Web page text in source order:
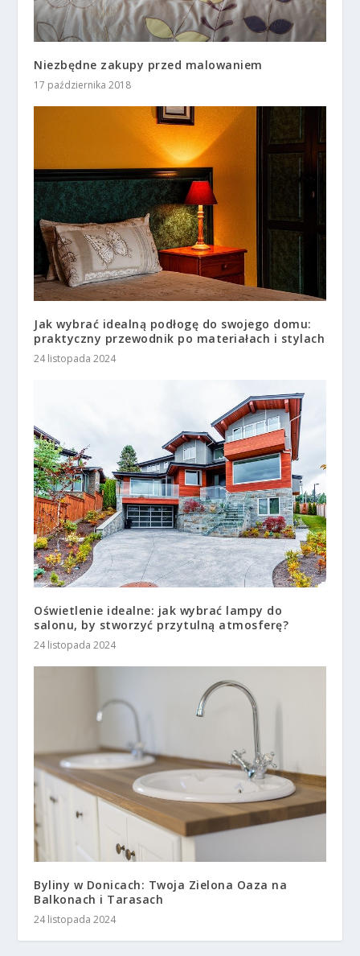
Niezbędne zakupy przed malowaniem
17 października 2018
Jak wybrać idealną podłogę do swojego domu:
praktyczny przewodnik po materiałach i stylach
24 listopada 2024
Oświetlenie idealne: jak wybrać lampy do
salonu, by stworzyć przytulną atmosferę?
24 listopada 2024
Byliny w Donicach: Twoja Zielona Oaza na
Balkonach i Tarasach
24 listopada 2024